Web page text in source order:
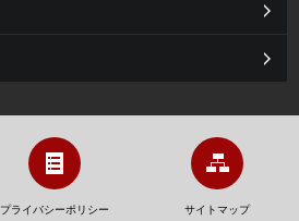
プライバシーポリシー サイトマップ